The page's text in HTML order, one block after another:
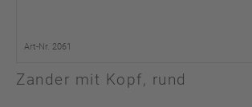
Art-Nr. 2061
Zander mit Kopf, rund